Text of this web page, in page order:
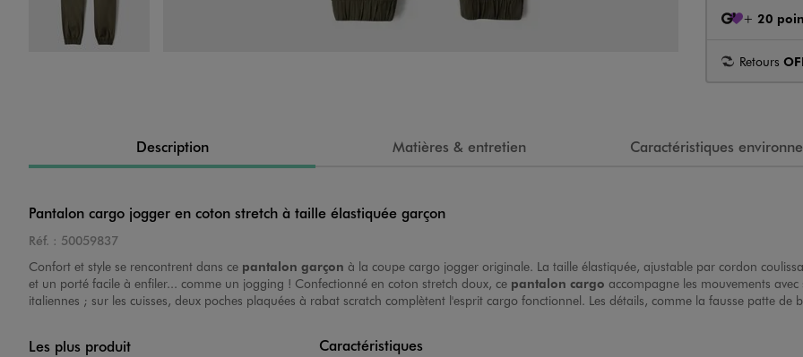
+ 20
Retours
Description Matières & entretien Caractéristiques
Pantalon cargo jogger en coton stretch à taille élastiquée garçon
Réf. : 50059837
Confort et style se rencontrent dans ce pantalon garçon à la coupe cargo jogger originale. La taille élastiquée, ajustable par cordon
et un porté facile à enfiler... comme un jogging ! Confectionné en coton stretch doux, ce pantalon cargo accompagne les mouvements
italiennes ; sur les cuisses, deux poches plaquées à rabat scratch complètent l'esprit cargo fonctionnel. Les détails, comme la fausse patte
Les plus produit Caractéristiques